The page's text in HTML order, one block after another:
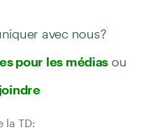
avec nous?
pour les médias ou
la TD: